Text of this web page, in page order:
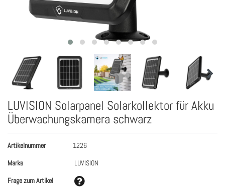
LUVISION Solarpanel Solarkollektor für Akku
Überwachungskamera schwarz
Artikelnummer
1226
Marke
LUVISION
Frage zum Artikel